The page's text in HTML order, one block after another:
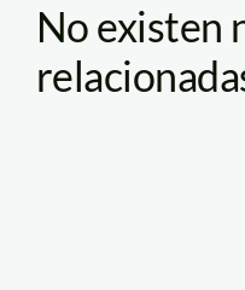
No existen